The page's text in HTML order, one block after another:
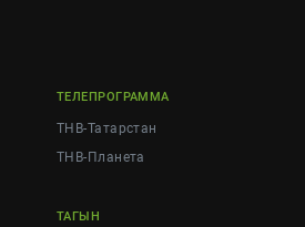
ТЕЛЕПРОГРАММА
ТНВ-Татарстан
ТНВ-Планета
ТАГЫН